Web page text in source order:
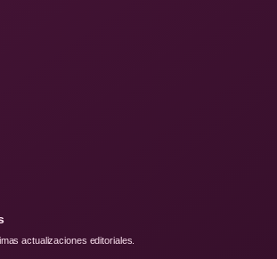
actualizaciones editoriales.